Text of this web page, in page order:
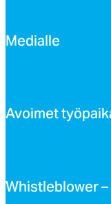
Me­dial­le
Avoi­met
Whist­leb­lo­wer